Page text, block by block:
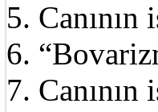
5.
6.
7.